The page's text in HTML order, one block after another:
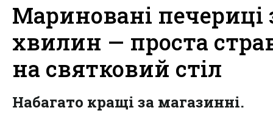
Мариновані печериці
хвилин — проста
на святковий стіл
Набагато кращі за магазинні.